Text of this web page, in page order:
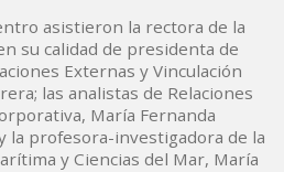
asistieron la rectora de la
su calidad de presidenta de
Externas y Vinculación
las analistas de Relaciones
María Fernanda
la profesora-investigadora de la
y Ciencias del Mar, María